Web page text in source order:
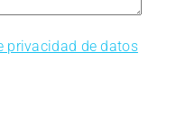
privacidad de datos